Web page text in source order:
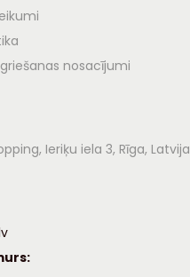
nosacījumi
Ieriķu iela 3, Rīga, Latvija